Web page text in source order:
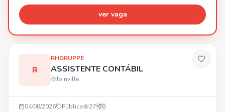
ver vaga
R
RHGRUPPE
ASSISTENTE CONTÁBIL
Joinville
04/08/2026 Pública 27 0